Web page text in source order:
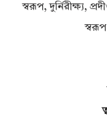
স্বরূপ, দুর্নিরীক্ষ্য,